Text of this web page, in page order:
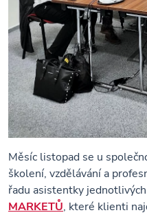
Měsíc listopad se u
školení, vzdělávání a
řadu asistentky
MARKETŮ, které klienti